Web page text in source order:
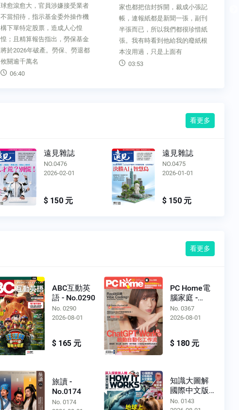
球愈滾愈大，官員涉嫌接受業者
不當招待，指示基金委外操作機
構下單特定股票，造成人心惶
惶；且精算報告指出，勞保基金
將於2026年破產。勞保、勞退都
攸關逾千萬名
06:40
家也都把信封拆開，裁成小張記
帳，連報紙都是新聞一張，副刊
半張而已，所以我們都很珍惜紙
張。我有時看到他給我的廢紙根
本沒用過，只是上面有
03:53
看更多
遠見雜誌
NO.0476
2026-02-01
$ 150 元
遠見雜誌
NO.0475
2026-01-01
$ 150 元
看更多
ABC互動英
語 - No.0290
No. 0290
2026-08-01
$ 165 元
PC Home電
腦家庭 -
No.0367
No. 0367
2026-08-01
$ 180 元
旅讀 -
No.0174
No. 0174
知識大圖解
國際中文版 -
No.0143
No. 0143